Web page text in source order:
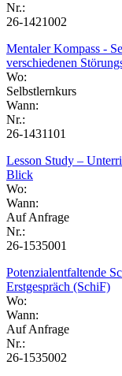
Nr.:
26-1421002
Mentaler Kompass -
verschiedenen
Wo:
Selbstlernkurs
Wann:
Nr.:
26-1431101
Lesson Study –
Blick
Wo:
Wann:
Auf Anfrage
Nr.:
26-1535001
Potenzialentfaltende
Erstgespräch (SchiF)
Wo:
Wann:
Auf Anfrage
Nr.:
26-1535002